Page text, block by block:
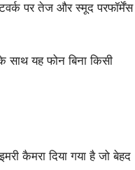
पर तेज और स्मूद परफॉर्मेंस
यह फोन बिना किसी
कैमरा दिया गया है जो बेहद